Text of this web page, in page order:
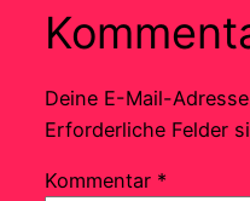
Deine E-Mail-
Erforderliche Felder
Kommentar *